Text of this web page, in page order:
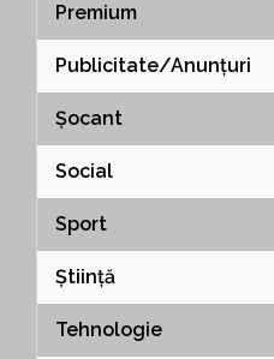
Premium
Publicitate/Anunțuri
Șocant
Social
Sport
Știință
Tehnologie